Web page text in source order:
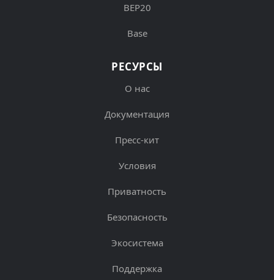
BEP20
Base
РЕСУРСЫ
О нас
Документация
Пресс-кит
Условия
Приватность
Безопасность
Экосистема
Поддержка